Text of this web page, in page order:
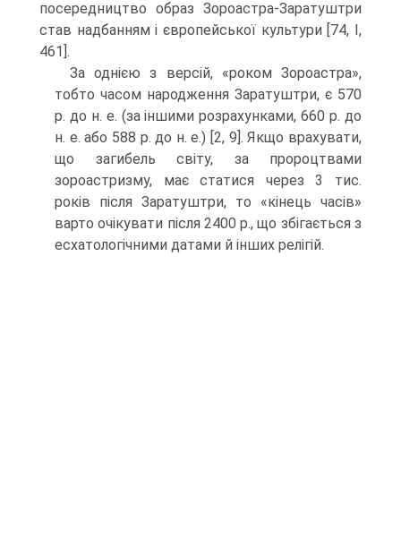
посередництво образ Зороастра-Заратуштри
став надбанням і європейської культури [74, I,
461].
За однією з версій, «роком Зороастра»,
тобто часом народження Заратуш­три, є 570
р. до н. е. (за іншими розрахунками, 660 р. до
н. е. або 588 р. до н. е.) [2, 9]. Якщо врахувати,
що загибель світу, за пророцтвами
зороастризму, має ста­тися через 3 тис.
років після Заратуштри, то «кінець часів»
варто очікувати після 2400 р., що збігається з
есхатологічними датами й інших релігій.